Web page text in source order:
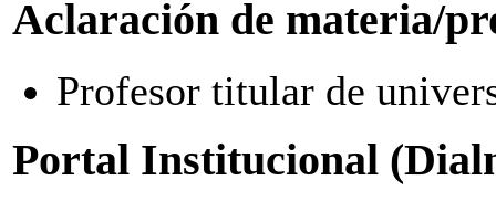
Aclaración de materia/
Profesor titular de
Portal Institucional